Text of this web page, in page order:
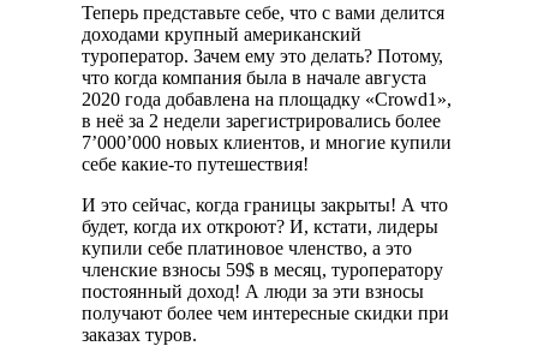
Теперь представьте себе, что с вами делится
доходами крупный американский
туроператор. Зачем ему это делать? Потому,
что когда компания была в начале августа
2020 года добавлена на площадку «Crowd1»,
в неё за 2 недели зарегистрировались более
7’000’000 новых клиентов, и многие купили
себе какие-то путешествия!
И это сейчас, когда границы закрыты! А что
будет, когда их откроют? И, кстати, лидеры
купили себе платиновое членство, а это
членские взносы 59$ в месяц, туроператору
постоянный доход! А люди за эти взносы
получают более чем интересные скидки при
заказах туров.